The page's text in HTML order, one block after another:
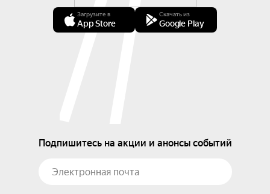
Загрузите в
App Store
Скачать из
Google Play
Подпишитесь на акции и анонсы событий